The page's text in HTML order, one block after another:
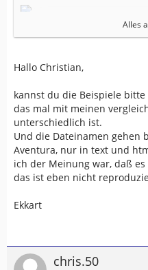
Alles
Hallo Christian,
kannst du die Beispiele
das mal mit meinen
unterschiedlich ist.
Und die Dateinamen gehen
Aventura, nur in text und
ich der Meinung war, daß
das ist eben nicht
Ekkart
chris.50